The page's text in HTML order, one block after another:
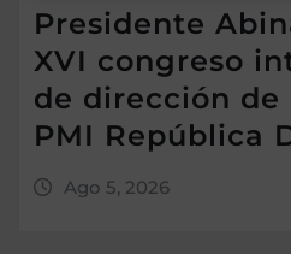
Presidente
XVI congreso
de dirección de
PMI República
Ago 5, 2026